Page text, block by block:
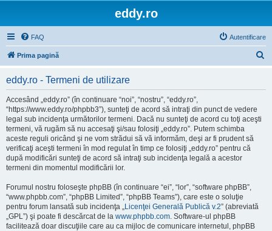
eddy.ro
FAQ Autentificare
Prima pagină
eddy.ro - Termeni de utilizare
Accesând „eddy.ro” (în continuare “noi”, “nostru”, “eddy.ro”,
“https://www.eddy.ro/phpbb3”), sunteţi de acord să intraţi din punct de vedere
legal sub incidenţa următorilor termeni. Dacă nu sunteţi de acord cu toţi aceşti
termeni, vă rugăm să nu accesaţi şi/sau folosiţi „eddy.ro”. Putem schimba
aceste reguli oricând şi ne vom strădui să vă informăm, deşi ar fi prudent să
verificaţi aceşti termeni în mod regulat în timp ce folosiţi „eddy.ro” pentru că
după modificări sunteţi de acord să intraţi sub incidenţa legală a acestor
termeni din momentul modificării lor.
Forumul nostru foloseşte phpBB (în continuare “ei”, “lor”, “software phpBB”,
“www.phpbb.com”, “phpBB Limited”, “phpBB Teams”), care este o soluţie
pentru forum lansată sub incidenţa „Licenţei Generală Publică v.2” (abreviată
„GPL”) şi poate fi descărcat de la www.phpbb.com. Software-ul phpBB
facilitează doar discuţiile care au ca mijloc de comunicare internetul, phpBB